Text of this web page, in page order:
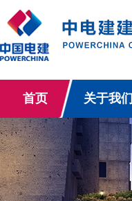
首页 关于我们